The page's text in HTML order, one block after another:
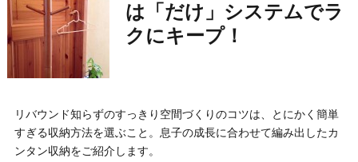
は「だけ」システムでラ
クにキープ！
リバウンド知らずのすっきり空間づくりのコツは、とにかく簡単
すぎる収納方法を選ぶこと。息子の成長に合わせて編み出したカ
ンタン収納をご紹介します。